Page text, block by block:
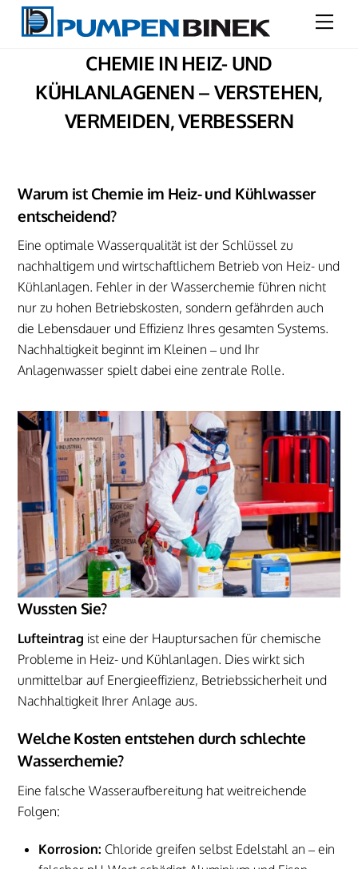
Skip
CHEMIE IN HEIZ- UND
KÜHLANLAGENEN – VERSTEHEN,
VERMEIDEN, VERBESSERN
Warum ist Chemie im Heiz- und Kühlwasser
entscheidend?
Eine optimale Wasserqualität ist der Schlüssel zu
nachhaltigem und wirtschaftlichem Betrieb von Heiz- und
Kühlanlagen. Fehler in der Wasserchemie führen nicht
nur zu hohen Betriebskosten, sondern gefährden auch
die Lebensdauer und Effizienz Ihres gesamten Systems.
Nachhaltigkeit beginnt im Kleinen – und Ihr
Anlagenwasser spielt dabei eine zentrale Rolle.
Wussten Sie?
Lufteintrag ist eine der Hauptursachen für chemische
Probleme in Heiz- und Kühlanlagen. Dies wirkt sich
unmittelbar auf Energieeffizienz, Betriebssicherheit und
Nachhaltigkeit Ihrer Anlage aus.
Welche Kosten entstehen durch schlechte
Wasserchemie?
Eine falsche Wasseraufbereitung hat weitreichende
Folgen:
Korrosion: Chloride greifen selbst Edelstahl an – ein